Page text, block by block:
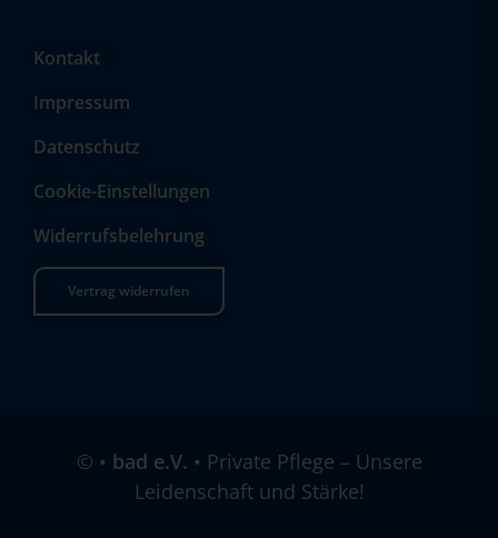
Kontakt
Impressum
Datenschutz
Cookie-Einstellungen
Widerrufsbelehrung
Vertrag widerrufen
© • bad e.V. • Private Pflege – Unsere
Leidenschaft und Stärke!